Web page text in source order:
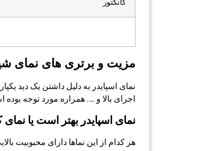
کانکتور
مزیت و برتری های نمای
نمای اسپایدر به دلیل داشتن یک دید
اجرای بالا و …. همراره مورد توجه بوده
نمای اسپایدر بهتر است یا
هر کدام از این نماها دارای محبوبیت